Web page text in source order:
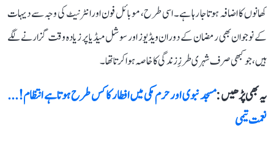
کھانوں کا اضافہ ہوتا جا رہا ہے۔ اسی طرح، موبائل فون اور انٹرنیٹ کی وجہ سے دیہات
کے نوجوان بھی رمضان کے دوران ویڈیوز اور سوشل میڈیا پر زیادہ وقت گزارنے لگے
ہیں، جو کبھی صرف شہری طرزِ زندگی کا خاصہ ہوا کرتا تھا۔
یہ بھی پڑھیں :مسجد نبوی اور حرم مکی میں افطار کا کس طرح ہوتا ہے انتظام!...
نعمت تیمی